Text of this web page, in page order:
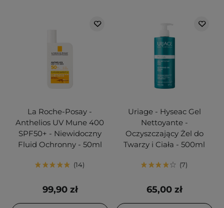
La Roche-Posay -
Anthelios UV Mune 400
SPF50+ - Niewidoczny
Fluid Ochronny - 50ml
14
99,90 zł
Uriage - Hyseac Gel
Nettoyante -
Oczyszczający Żel do
Twarzy i Ciała - 500ml
7
65,00 zł